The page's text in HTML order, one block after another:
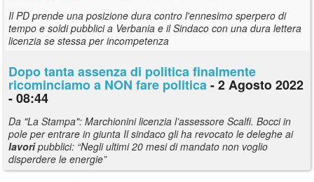
Il PD prende una posizione dura contro l'ennesimo sperpero di
tempo e soldi pubblici a Verbania e il Sindaco con una dura lettera
licenzia se stessa per incompetenza
Dopo tanta assenza di politica finalmente
ricominciamo a NON fare politica- 2 Agosto 2022
- 08:44
Da "La Stampa": Marchionini licenzia l’assessore Scalfi. Bocci in
pole per entrare in giunta Il sindaco gli ha revocato le deleghe ai
lavoripubblici: “Negli ultimi 20 mesi di mandato non voglio
disperdere le energie”